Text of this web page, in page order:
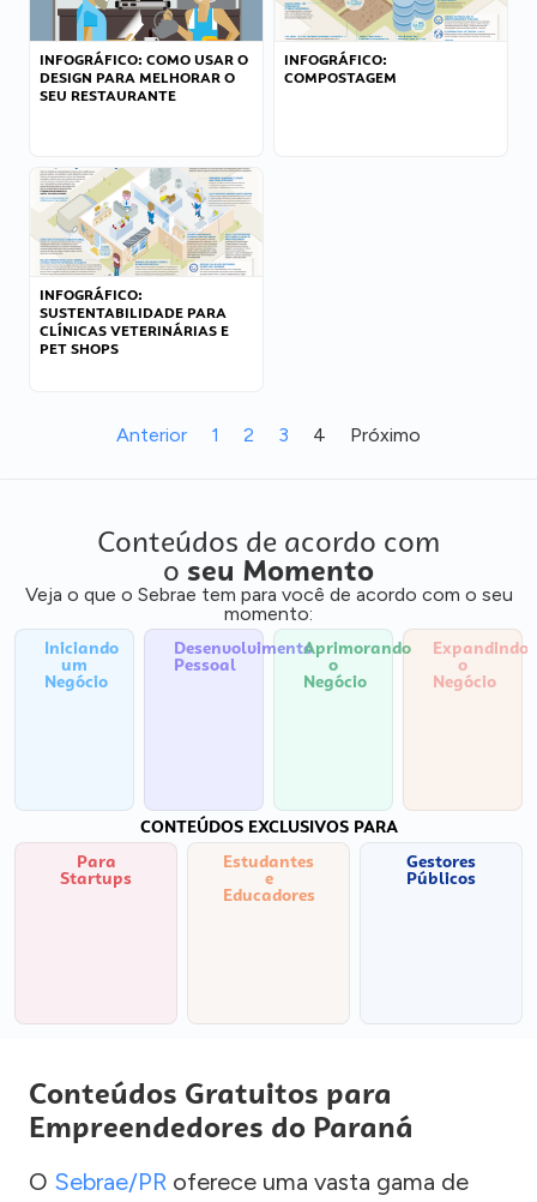
INFOGRÁFICO: COMO USAR O
DESIGN PARA MELHORAR O
SEU RESTAURANTE
INFOGRÁFICO:
COMPOSTAGEM
INFOGRÁFICO:
SUSTENTABILIDADE PARA
CLÍNICAS VETERINÁRIAS E
PET SHOPS
Anterior 1 2 3 4 Próximo
Conteúdos de acordo com
o seu Momento
Veja o que o Sebrae tem para você de acordo com o seu
momento:
Iniciando
um
Negócio
Desenvolvimento
Pessoal
Aprimorando
o
Negócio
Expandindo
o
Negócio
CONTEÚDOS EXCLUSIVOS PARA
Para
Startups
Estudantes
e
Educadores
Gestores
Públicos
Conteúdos Gratuitos para
Empreendedores do Paraná
O Sebrae/PR oferece uma vasta gama de